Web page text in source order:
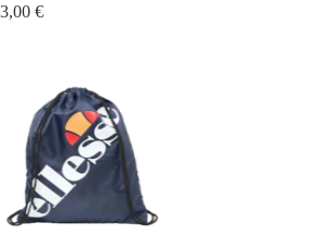
3,00 €